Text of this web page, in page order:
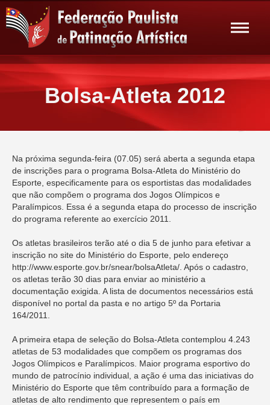
Bolsa-Atleta 2012
Na próxima segunda-feira (07.05) será aberta a segunda etapa
de inscrições para o programa Bolsa-Atleta do Ministério do
Esporte, especificamente para os esportistas das modalidades
que não compõem o programa dos Jogos Olímpicos e
Paralímpicos. Essa é a segunda etapa do processo de inscrição
do programa referente ao exercício 2011.
Os atletas brasileiros terão até o dia 5 de junho para efetivar a
inscrição no site do Ministério do Esporte, pelo endereço
http://www.esporte.gov.br/snear/bolsaAtleta/. Após o cadastro,
os atletas terão 30 dias para enviar ao ministério a
documentação exigida. A lista de documentos necessários está
disponível no portal da pasta e no artigo 5º da Portaria
164/2011.
A primeira etapa de seleção do Bolsa-Atleta contemplou 4.243
atletas de 53 modalidades que compõem os programas dos
Jogos Olímpicos e Paralímpicos. Maior programa esportivo do
mundo de patrocínio individual, a ação é uma das iniciativas do
Ministério do Esporte que têm contribuído para a formação de
atletas de alto rendimento que representem o país em